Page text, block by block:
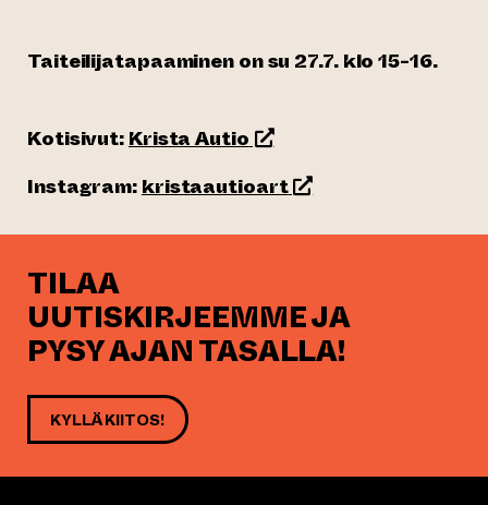
Taiteilijatapaaminen on su 27.7. klo 15-16.
Kotisivut:Krista Autio(siirtyy toiseen
Instagram:kristaautioart(siirtyy toiseen
TILAA
UUTISKIRJEEMME JA
PYSY AJAN TASALLA!
KYLLÄ KIITOS!